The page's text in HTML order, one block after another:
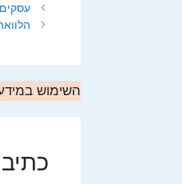
השימוש